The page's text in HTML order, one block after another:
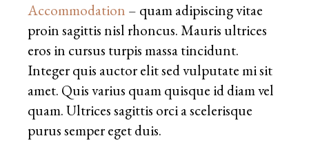
Accommodation – quam adipiscing vitae
proin sagittis nisl rhoncus. Mauris ultrices
eros in cursus turpis massa tincidunt.
Integer quis auctor elit sed vulputate mi sit
amet. Quis varius quam quisque id diam vel
quam. Ultrices sagittis orci a scelerisque
purus semper eget duis.